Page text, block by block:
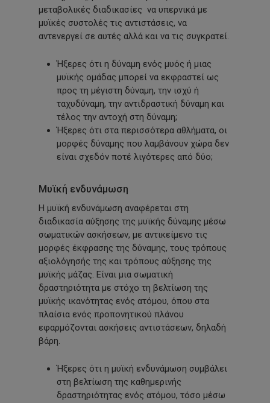
μεταβολικές διαδικασίες να υπερνικά με
μυϊκές συστολές τις αντιστάσεις, να
αντενεργεί σε αυτές αλλά και να τις συγκρατεί.
Ήξερες ότι η δύναμη ενός μυός ή μιας
μυϊκής ομάδας μπορεί να εκφραστεί ως
προς τη μέγιστη δύναμη, την ισχύ ή
ταχυδύναμη, την αντιδραστική δύναμη και
τέλος την αντοχή στη δύναμη;
Ήξερες ότι στα περισσότερα αθλήματα, οι
μορφές δύναμης που λαμβάνουν χώρα δεν
είναι σχεδόν ποτέ λιγότερες από δύο;
Μυϊκή ενδυνάμωση
Η μυϊκή ενδυνάμωση αναφέρεται στη
διαδικασία αύξησης της μυϊκής δύναμης μέσω
σωματικών ασκήσεων, με αντικείμενο τις
μορφές έκφρασης της δύναμης, τους τρόπους
αξιολόγησής της και τρόπους αύξησης της
μυϊκής μάζας. Είναι μια σωματική
δραστηριότητα με στόχο τη βελτίωση της
μυϊκής ικανότητας ενός ατόμου, όπου στα
πλαίσια ενός προπονητικού πλάνου
εφαρμόζονται ασκήσεις αντιστάσεων, δηλαδή
βάρη.
Ήξερες ότι η μυϊκή ενδυνάμωση συμβάλει
στη βελτίωση της καθημερινής
δραστηριότητας ενός ατόμου, τόσο μέσω